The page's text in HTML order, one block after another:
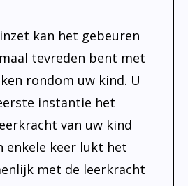
kan het gebeuren
tevreden bent met
rondom uw kind. U
instantie het
van uw kind
enkele keer lukt het
met de leerkracht